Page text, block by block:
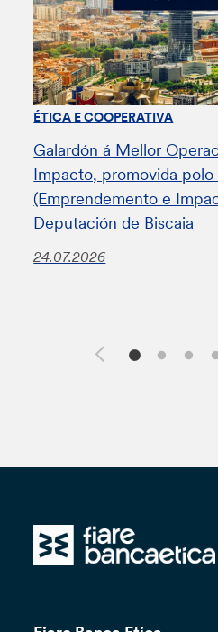
ÉTICA E COOPERATIVA
Galardón á Mellor
Impacto, promovida polo
(Emprendemento e
Deputación de Biscaia
24.07.2026